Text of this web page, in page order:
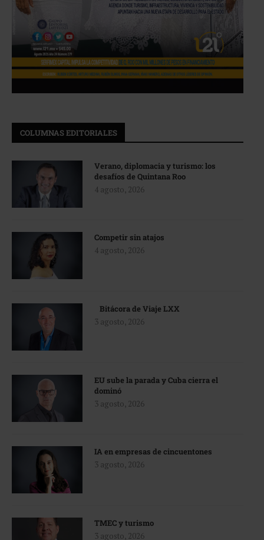
COLUMNAS EDITORIALES
Verano, diplomacia y turismo: los
desafíos de Quintana Roo
4 agosto, 2026
Competir sin atajos
4 agosto, 2026
Bitácora de Viaje LXX
3 agosto, 2026
EU sube la parada y Cuba cierra el
dominó
3 agosto, 2026
IA en empresas de cincuentones
3 agosto, 2026
TMEC y turismo
3 agosto, 2026